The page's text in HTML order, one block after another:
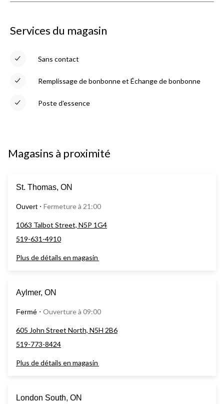
Services du magasin
Sans contact
Remplissage de bonbonne et Échange de bonbonne
Poste d'essence
Magasins à proximité
St. Thomas, ON
Ouvert ⋅ Fermeture à 21:00
1063 Talbot Street, N5P 1G4
519-631-4910
Plus de détails en magasin
Aylmer, ON
Fermé ⋅ Ouverture à 09:00
605 John Street North, N5H 2B6
519-773-8424
Plus de détails en magasin
London South, ON